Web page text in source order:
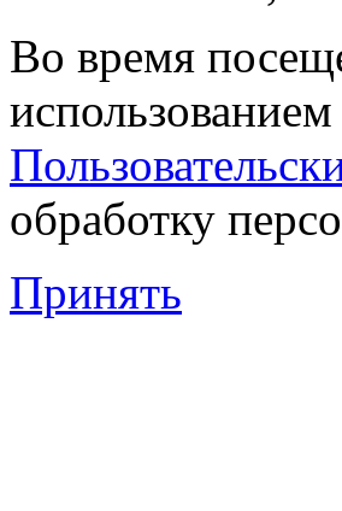
Во время
обработку
Принять